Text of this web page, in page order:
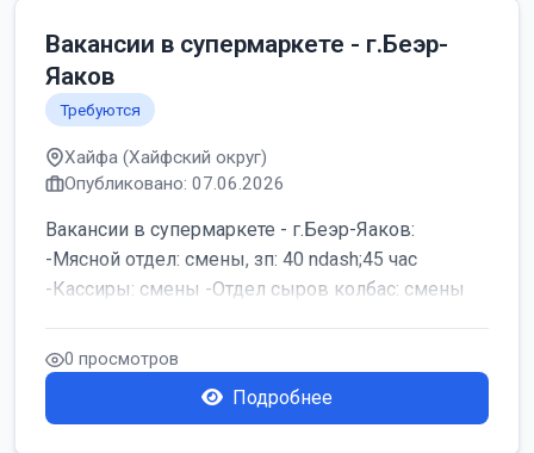
Вакансии в супермаркете - г.Беэр-
Яаков
Требуются
Хайфа (Хайфский округ)
Опубликовано: 07.06.2026
Вакансии в супермаркете - г.Беэр-Яаков:
-Мясной отдел: смены, зп: 40 ndash;45 час
-Кассиры: смены -Отдел сыров колбас: смены
0 просмотров
Подробнее